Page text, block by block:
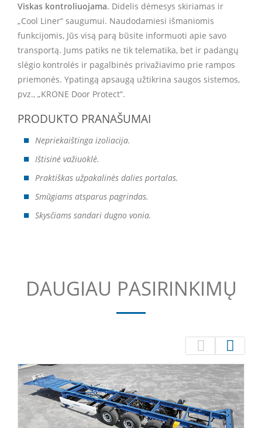
Viskas kontroliuojama. Didelis dėmesys skiriamas ir
„Cool Liner“ saugumui. Naudodamiesi išmaniomis
funkcijomis, Jūs visą parą būsite informuoti apie savo
transportą. Jums patiks ne tik telematika, bet ir padangų
slėgio kontrolės ir pagalbinės privažiavimo prie rampos
priemonės. Ypatingą apsaugą užtikrina saugos sistemos,
pvz., „KRONE Door Protect“.
PRODUKTO PRANAŠUMAI
Nepriekaištinga izoliacija.
Ištisinė važiuoklė.
Praktiškas užpakalinės dalies portalas.
Smūgiams atsparus pagrindas.
Skysčiams sandari dugno vonia.
DAUGIAU PASIRINKIMŲ